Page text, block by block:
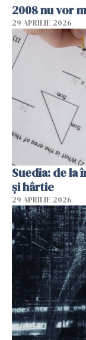
2008 nu vor
29 APRILIE 2026
Suedia: de la
și hârtie
29 APRILIE 2026